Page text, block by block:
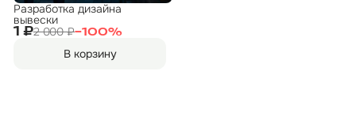
1 ₽2 000 ₽−100%
Разработка дизайна
вывески
В корзину